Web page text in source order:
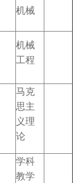
机械
机械
工程
马克
思主
义理
论
学科
教学